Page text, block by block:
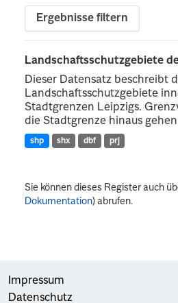
Ergebnisse filtern
Landschaftsschutzgebiete
Dieser Datensatz beschreibt
Landschaftsschutzgebiete
Stadtgrenzen Leipzigs.
die Stadtgrenze hinaus
shp shx dbf prj
Sie können dieses Register auch
Dokumentation) abrufen.
Impressum
Datenschutz